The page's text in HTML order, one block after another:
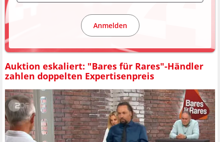
Anmelden
Auktion eskaliert: "Bares für Rares"-Händler
zahlen doppelten Expertisenpreis